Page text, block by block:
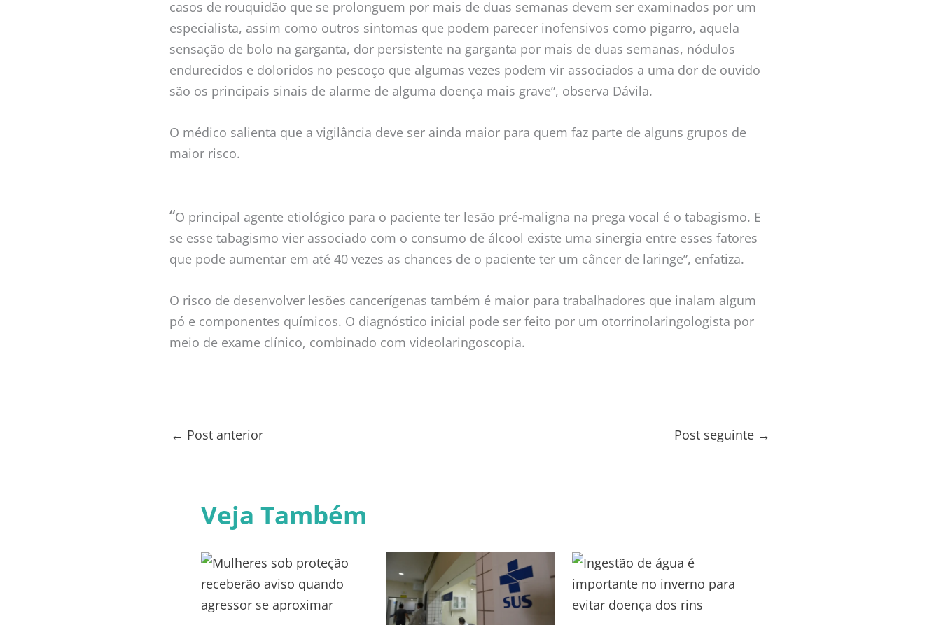
casos de rouquidão que se prolonguem por mais de duas semanas devem ser examinados por um
especialista, assim como outros sintomas que podem parecer inofensivos como pigarro, aquela
sensação de bolo na garganta, dor persistente na garganta por mais de duas semanas, nódulos
endurecidos e doloridos no pescoço que algumas vezes podem vir associados a uma dor de ouvido
são os principais sinais de alarme de alguma doença mais grave”, observa Dávila.
O médico salienta que a vigilância deve ser ainda maior para quem faz parte de alguns grupos de
maior risco.
“O principal agente etiológico para o paciente ter lesão pré-maligna na prega vocal é o tabagismo. E
se esse tabagismo vier associado com o consumo de álcool existe uma sinergia entre esses fatores
que pode aumentar em até 40 vezes as chances de o paciente ter um câncer de laringe”, enfatiza.
O risco de desenvolver lesões cancerígenas também é maior para trabalhadores que inalam algum
pó e componentes químicos. O diagnóstico inicial pode ser feito por um otorrinolaringologista por
meio de exame clínico, combinado com videolaringoscopia.
← Post anterior Post seguinte →
Veja Também